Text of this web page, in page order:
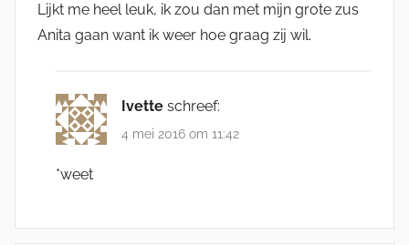
Lijkt me heel leuk, ik zou dan met mijn grote zus
Anita gaan want ik weer hoe graag zij wil.
Ivette schreef:
4 mei 2016 om 11:42
*weet